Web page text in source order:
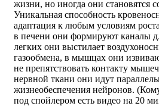
жизни, но иногда они становятся
Уникальная способность
адаптация к любым условиям
в печени они формируют каналы
легких они выстилает
газообмена, в мышцах они
не препятствовать контакту
нервной ткани они идут
жизнеобеспечения нейронов.
под спойлером есть видео на 20